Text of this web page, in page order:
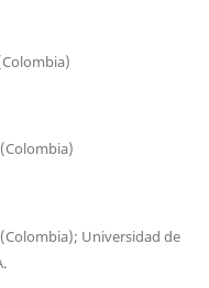
Universidad de